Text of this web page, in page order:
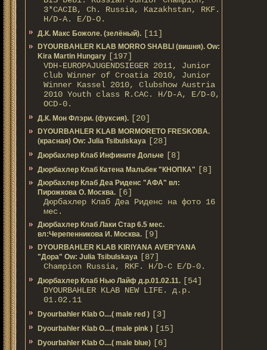
3*САСIB, Ch. Russia, Kazakhstan, RKF.
Н/D-A. E/D-O.
Д.К. Макс Божоле. (зелёный). [11]
DYOURBAHLER KLAB MORRO SHABLI (вишня). Ow:
Kira Martin Hungary [197]
VDH-EUROPAJUGENDSIEGER 2011, Junior
Club Winner of Croatia 2010, Junior
Winner Kassel 2010, Clubshow Austria
2010 Youth class R.CAC. Н/D-A, E/D-0,
OCD-0.
Д.К. Мон Флэри. (фуксия). [20]
DYOURBAHLER KLAB MORMORETO FRESKOBA.
(красная) Ow: Julia Tsibulskaya [28]
Дюрбахлер Клаб Инфините Дольче [8]
Дюрбахлер Клаб Катена Мальбек "КНОПКА" [8]
Дюрбахлер Клаб Деа Риденс "АФА" вл:
Пирожкова О. Москва. [6]
Дюрбахлер Клаб Деа Риденс на фото 16
мес.
Дюрбахлер Клаб Лаки Стар 6.5 мес.
вл:Черепенникова И. Москва. [9]
DYOURBAHLER KLAB KIRIYANA AVER'YANA
"Дора" Ow: Julia Tsibulskaya [87]
Champion Russia, RKF. H/D-С E/D-0.
Дюрбахлер Клаб Нью Лайф д.р.01.02.11. [54]
DYOURBAHLER KLAB NEW LIFE. д.р.
01.02.11
Dyourbahler Klab O....( male red ) [3]
Dyourbahler Klab O....( male pink ) [15]
Dyourbahler Klab O....( male blue) [6]